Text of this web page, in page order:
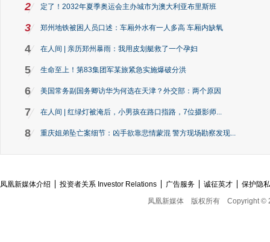
2 定了！2032年夏季奥运会主办城市为澳大利亚布里斯班
3 郑州地铁被困人员口述：车厢外水有一人多高 车厢内缺氧
4 在人间 | 亲历郑州暴雨：我用皮划艇救了一个孕妇
5 生命至上！第83集团军某旅紧急实施爆破分洪
6 美国常务副国务卿访华为何选在天津？外交部：两个原因
7 在人间 | 红绿灯被淹后，小男孩在路口指路，7位摄影师...
8 重庆姐弟坠亡案细节：凶手欲靠悲情蒙混 警方现场勘察发现...
凤凰新媒体介绍 投资者关系 Investor Relations 广告服务 诚征英才
保护隐
凤凰新媒体
版权所有 Copyright ©